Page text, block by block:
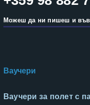
Можеш да ни пишеш и
Ваучери
Ваучери за полет с